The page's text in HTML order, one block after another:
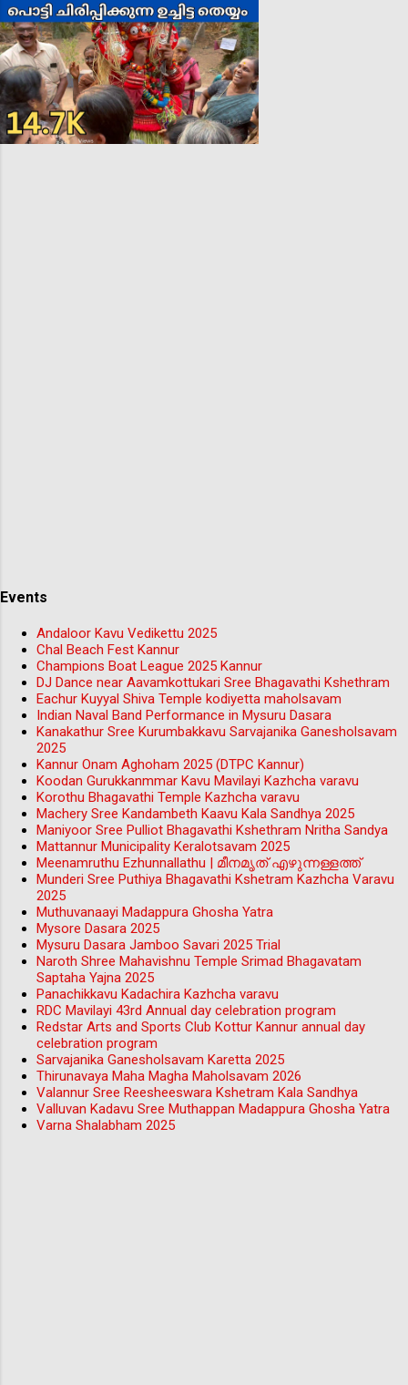
Events
Andaloor Kavu Vedikettu 2025
Chal Beach Fest Kannur
Champions Boat League 2025 Kannur
DJ Dance near Aavamkottukari Sree Bhagavathi Kshethram
Eachur Kuyyal Shiva Temple kodiyetta maholsavam
Indian Naval Band Performance in Mysuru Dasara
Kanakathur Sree Kurumbakkavu Sarvajanika Ganesholsavam
2025
Kannur Onam Aghoham 2025 (DTPC Kannur)
Koodan Gurukkanmmar Kavu Mavilayi Kazhcha varavu
Korothu Bhagavathi Temple Kazhcha varavu
Machery Sree Kandambeth Kaavu Kala Sandhya 2025
Maniyoor Sree Pulliot Bhagavathi Kshethram Nritha Sandya
Mattannur Municipality Keralotsavam 2025
Meenamruthu Ezhunnallathu | മീനമൃത് എഴുന്നള്ളത്ത്
Munderi Sree Puthiya Bhagavathi Kshetram Kazhcha Varavu
2025
Muthuvanaayi Madappura Ghosha Yatra
Mysore Dasara 2025
Mysuru Dasara Jamboo Savari 2025 Trial
Naroth Shree Mahavishnu Temple Srimad Bhagavatam
Saptaha Yajna 2025
Panachikkavu Kadachira Kazhcha varavu
RDC Mavilayi 43rd Annual day celebration program
Redstar Arts and Sports Club Kottur Kannur annual day
celebration program
Sarvajanika Ganesholsavam Karetta 2025
Thirunavaya Maha Magha Maholsavam 2026
Valannur Sree Reesheeswara Kshetram Kala Sandhya
Valluvan Kadavu Sree Muthappan Madappura Ghosha Yatra
Varna Shalabham 2025